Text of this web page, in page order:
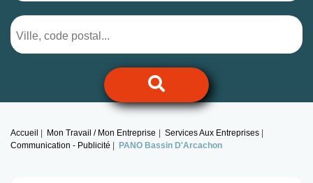
Accueil Mon Travail / Mon Entreprise
Services Aux Entreprises
Communication - Publicité
PANO Bassin D'Arcachon